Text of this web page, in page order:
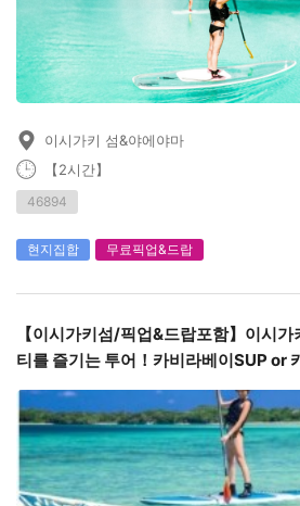
이시가키 섬&야에야마
【2시간】
46894
현지집합 무료픽업&드랍
【이시가키섬/픽업&드랍포함】이시
티를 즐기는 투어！카비라베이SUP or
링 ￥13,500